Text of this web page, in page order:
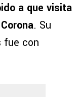
a que visita
. Su
fue con